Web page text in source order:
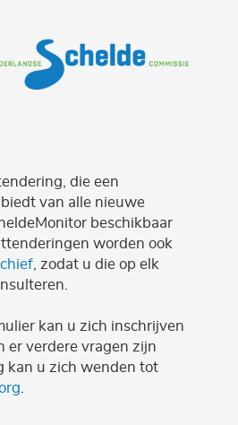
die een
van alle nieuwe
beschikbaar
worden ook
, zodat u die op elk
kan u zich inschrijven
er verdere vragen zijn
kan u zich wenden tot